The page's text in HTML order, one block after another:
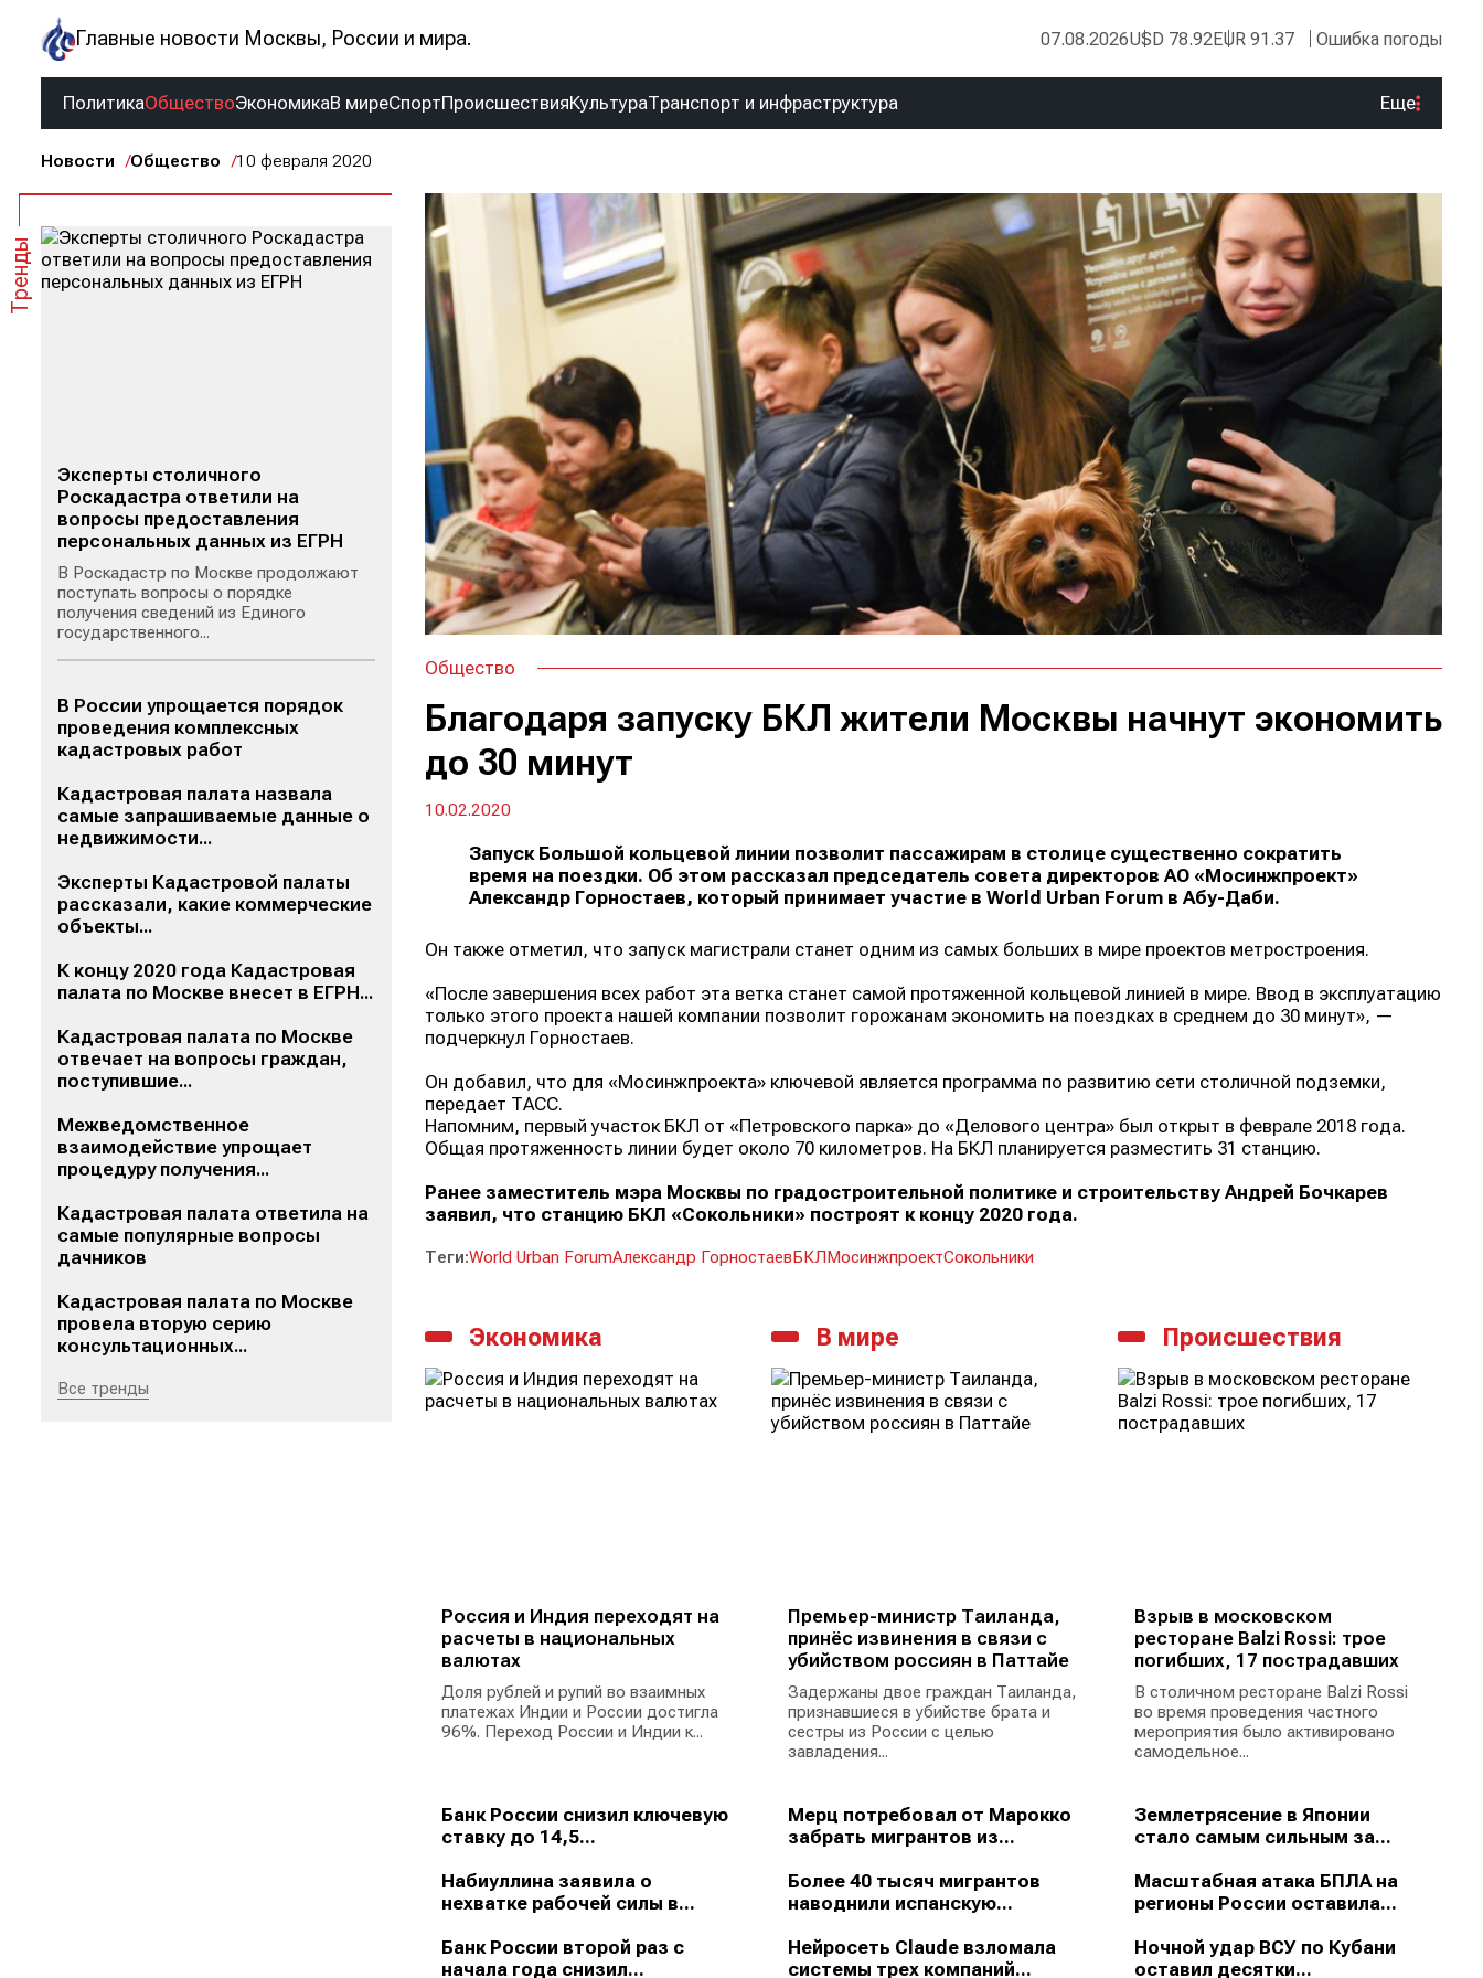
Главные новости Москвы, России и мира. 07.08.2026USD 78.92EUR 91.37 Ошибка погоды
ПолитикаОбществоЭкономикаВ миреСпортПроисшествияКультураТранспорт и инфраструктура Еще
Новости Общество 10 февраля 2020
Общество
Благодаря запуску БКЛ жители Москвы начнут экономить
до 30 минут
10.02.2020
Запуск Большой кольцевой линии позволит пассажирам в столице существенно сократить
время на поездки. Об этом рассказал председатель совета директоров АО «Мосинжпроект»
Александр Горностаев, который принимает участие в World Urban Forum в Абу-Даби.
Он также отметил, что запуск магистрали станет одним из самых больших в мире проектов метростроения.
«После завершения всех работ эта ветка станет самой протяженной кольцевой линией в мире. Ввод в эксплуатацию
только этого проекта нашей компании позволит горожанам экономить на поездках в среднем до 30 минут», —
подчеркнул Горностаев.
Он добавил, что для «Мосинжпроекта» ключевой является программа по развитию сети столичной подземки,
передает ТАСС.
Напомним, первый участок БКЛ от «Петровского парка» до «Делового центра» был открыт в феврале 2018 года.
Общая протяженность линии будет около 70 километров. На БКЛ планируется разместить 31 станцию.
Ранее заместитель мэра Москвы по градостроительной политике и строительству Андрей Бочкарев
заявил, что станцию БКЛ «Сокольники» построят к концу 2020 года.
Теги:World Urban ForumАлександр ГорностаевБКЛМосинжпроектСокольники
Экономика
Россия и Индия переходят на
расчеты в национальных
валютах
Доля рублей и рупий во взаимных
платежах Индии и России достигла
96%. Переход России и Индии к...
Банк России снизил ключевую
ставку до 14,5...
Набиуллина заявила о
нехватке рабочей силы в...
Банк России второй раз с
начала года снизил...
В мире
Премьер-министр Таиланда,
принёс извинения в связи с
убийством россиян в Паттайе
Задержаны двое граждан Таиланда,
признавшиеся в убийстве брата и
сестры из России с целью
завладения...
Мерц потребовал от Марокко
забрать мигрантов из...
Более 40 тысяч мигрантов
наводнили испанскую...
Нейросеть Claude взломала
системы трех компаний...
Происшествия
Взрыв в московском
ресторане Balzi Rossi: трое
погибших, 17 пострадавших
В столичном ресторане Balzi Rossi
во время проведения частного
мероприятия было активировано
самодельное...
Землетрясение в Японии
стало самым сильным за...
Масштабная атака БПЛА на
регионы России оставила...
Ночной удар ВСУ по Кубани
оставил десятки...
Тренды
Эксперты столичного
Роскадастра ответили на
вопросы предоставления
персональных данных из ЕГРН
В Роскадастр по Москве продолжают
поступать вопросы о порядке
получения сведений из Единого
государственного...
В России упрощается порядок
проведения комплексных
кадастровых работ
Кадастровая палата назвала
самые запрашиваемые данные о
недвижимости...
Эксперты Кадастровой палаты
рассказали, какие коммерческие
объекты...
К концу 2020 года Кадастровая
палата по Москве внесет в ЕГРН...
Кадастровая палата по Москве
отвечает на вопросы граждан,
поступившие...
Межведомственное
взаимодействие упрощает
процедуру получения...
Кадастровая палата ответила на
самые популярные вопросы
дачников
Кадастровая палата по Москве
провела вторую серию
консультационных...
Все тренды